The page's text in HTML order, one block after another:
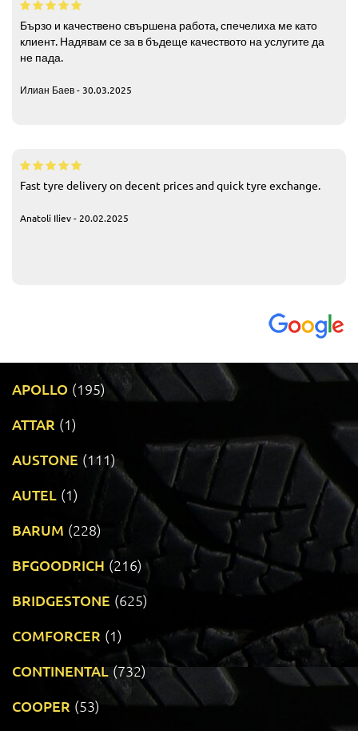
Бързо и качествено свършена работа, спечелиха ме като
клиент. Надявам се за в бъдеще качеството на услугите да
не пада.
Илиан Баев - 30.03.2025
Fast tyre delivery on decent prices and quick tyre exchange.
Anatoli Iliev - 20.02.2025
APOLLO (195)
ATTAR (1)
AUSTONE (111)
AUTEL (1)
BARUM (228)
BFGOODRICH (216)
BRIDGESTONE (625)
COMFORCER (1)
CONTINENTAL (732)
COOPER (53)